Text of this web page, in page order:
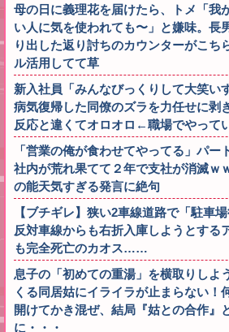
母の日に義理花を届けたら、トメ「我
い人に気を使われても〜」と嫌味。長
り出した返り討ちのカウンターがこ
ル活用してて草
新入社員「みんなびっくりして大笑い
病気復帰した同僚のズラを力任せに剥
反応と違くてオロオロ←職場でやって
「営業の俺が食わせてやってる」パー
社内が荒れ果てて２年で支社が消滅ｗ
の能天気すぎる発言に絶句
【ブチギレ】狭い2車線道路で「駐車
反対車線からも右折入庫しようとする
も完全死亡のカオス……
息子の「初めての重湯」を横取りしよ
くる同居姑にイライラが止まらない！
開けてかき混ぜ、結局『姑との合作』
に・・・